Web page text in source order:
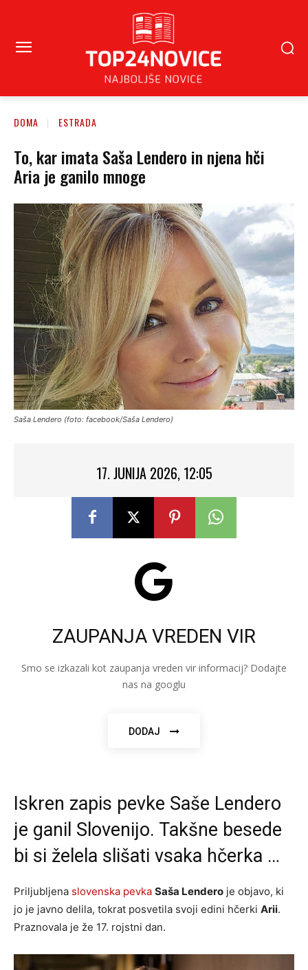
DOMA ESTRADA
To, kar imata Saša Lendero in njena hči
Aria je ganilo mnoge
Saša Lendero (foto: facebook/Saša Lendero)
17. JUNIJA 2026, 12:05
ZAUPANJA VREDEN VIR
Smo se izkazali kot zaupanja vreden vir informacij? Dodajte
nas na googlu
DODAJ
Iskren zapis pevke Saše Lendero
je ganil Slovenijo. Takšne besede
bi si želela slišati vsaka hčerka …
Priljubljena slovenska pevka Saša Lendero je objavo, ki
jo je javno delila, tokrat posvetila svoji edini hčerki Arii.
Praznovala je že 17. rojstni dan.